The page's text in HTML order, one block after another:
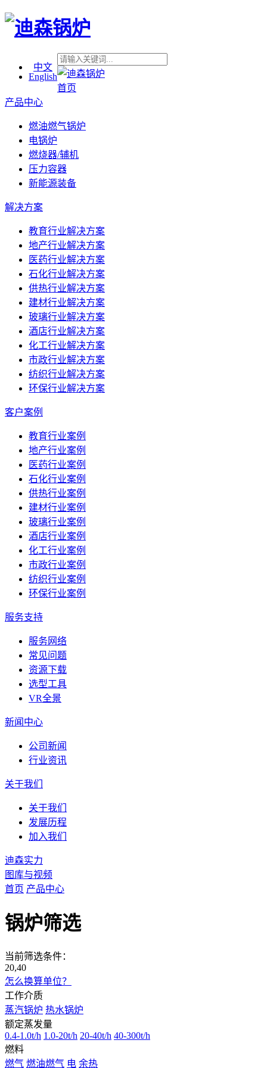
中文
English
首页
产品中心
燃油燃气锅炉
电锅炉
燃烧器/辅机
压力容器
新能源装备
解决方案
教育行业解决方案
地产行业解决方案
医药行业解决方案
石化行业解决方案
供热行业解决方案
建材行业解决方案
玻璃行业解决方案
酒店行业解决方案
化工行业解决方案
市政行业解决方案
纺织行业解决方案
环保行业解决方案
客户案例
教育行业案例
地产行业案例
医药行业案例
石化行业案例
供热行业案例
建材行业案例
玻璃行业案例
酒店行业案例
化工行业案例
市政行业案例
纺织行业案例
环保行业案例
服务支持
服务网络
常见问题
资源下载
选型工具
VR全景
新闻中心
公司新闻
行业资讯
关于我们
关于我们
发展历程
加入我们
迪森实力
图库与视频
首页 产品中心
锅炉筛选
当前筛选条件：
20,40
怎么换算单位？
工作介质
蒸汽锅炉 热水锅炉
额定蒸发量
0.4-1.0t/h 1.0-20t/h 20-40t/h 40-300t/h
燃料
燃气 燃油燃气 电 余热